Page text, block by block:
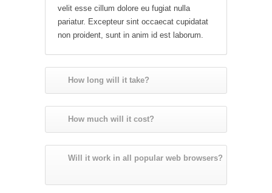
velit esse cillum dolore eu fugiat nulla
pariatur. Excepteur sint occaecat cupidatat
non proident, sunt in anim id est laborum.
How long will it take?
How much will it cost?
Will it work in all popular web browsers?